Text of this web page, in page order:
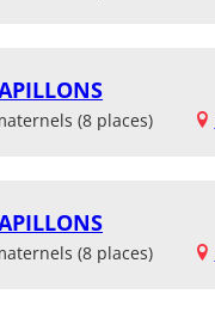
(8 places)
(8 places)